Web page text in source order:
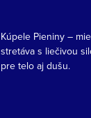
Kúpele Pieniny –
stretáva s liečivou
pre telo aj dušu.